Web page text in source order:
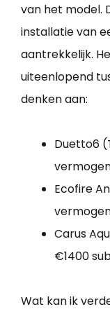
van het model.
installatie van
aantrekkelijk.
uiteenlopend
denken aan:
Duetto6
Ecofire
Carus
€1400
Wat kan ik